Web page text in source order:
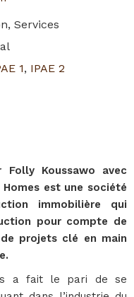
Services
1, IPAE 2
Folly Koussawo avec
Homes est une société
immobilière qui
pour compte de
projets clé en main
a fait le pari de se